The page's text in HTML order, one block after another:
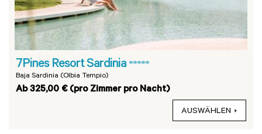
7Pines Resort Sardinia *****
Baja Sardinia (Olbia Tempio)
Ab 325,00 € (pro Zimmer pro Nacht)
AUSWÄHLEN